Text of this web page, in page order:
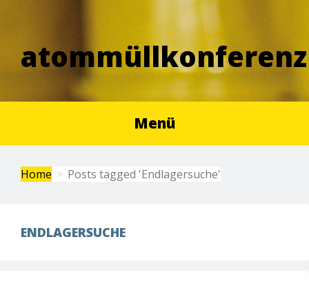
atommüllkonferenz
Menü
Home Posts tagged 'Endlagersuche'
ENDLAGERSUCHE